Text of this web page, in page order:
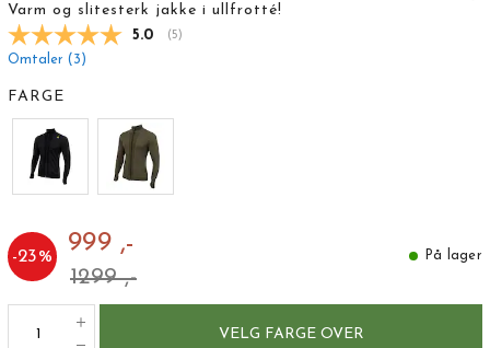
Varm og slitesterk jakke i ullfrotté!
Gjennomsnittskarakter:
5.0 (stemmer:
5)
Omtaler ( 3 )
FARGE
-23% 999 ,-
1299 ,-
På lager
VELG FARGE OVER